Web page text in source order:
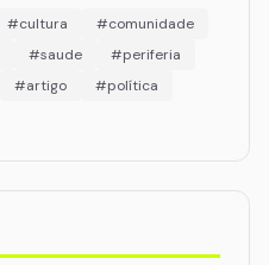
#cultura
#comunidade
#saude
#periferia
#artigo
#política